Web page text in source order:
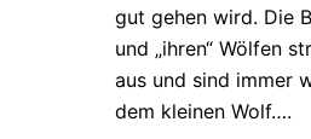
gut gehen wird. Die
und „ihren“ Wölfen
aus und sind immer
dem kleinen Wolf….